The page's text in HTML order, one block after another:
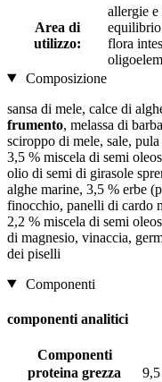
Area di
utilizzo:
allergie e
equilibrio
flora
Composizione
sansa di mele, calce di
frumento, melassa di
sciroppo di mele, sale,
3,5 % miscela di semi
olio di semi di girasole
alghe marine, 3,5 % erbe
finocchio, panelli di cardo
2,2 % miscela di semi
di magnesio, vinaccia,
dei piselli
Componenti
componenti analitici
Componenti
proteina grezza